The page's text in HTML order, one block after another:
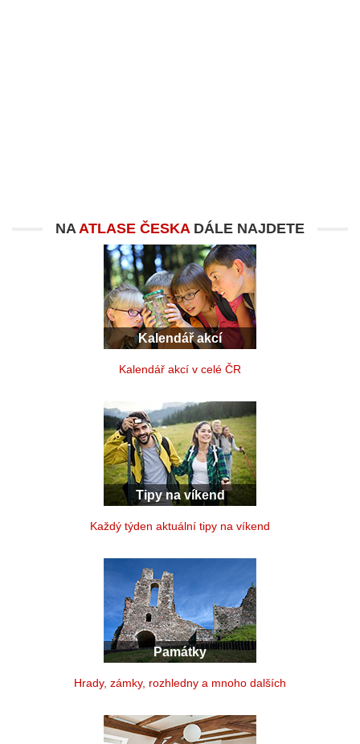
NAATLASE ČESKADÁLE NAJDETE
Kalendář akcí
Kalendář akcí v celé ČR
Tipy na víkend
Každý týden aktuální tipy na víkend
Památky
Hrady, zámky, rozhledny a mnoho dalších